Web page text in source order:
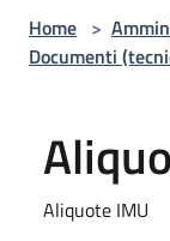
Home >
Documenti
Aliquote IMU